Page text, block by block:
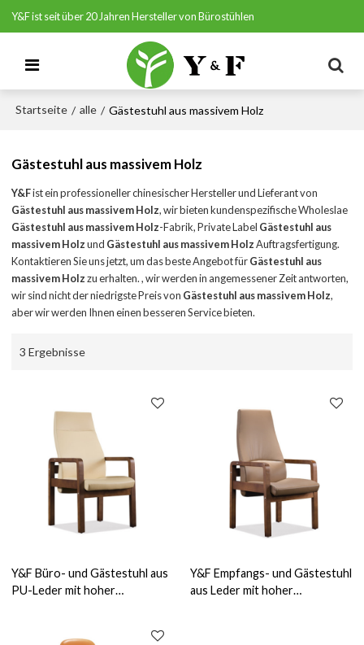
Y&F ist seit über 20 Jahren Hersteller von Bürostühlen
Startseite / alle / Gästestuhl aus massivem Holz
Gästestuhl aus massivem Holz
Y&Fist ein professioneller chinesischer Hersteller und Lieferant von
Gästestuhl aus massivem Holz, wir bieten kundenspezifische Wholeslae
Gästestuhl aus massivem Holz-Fabrik, Private Label Gästestuhl aus
massivem Holzund Gästestuhl aus massivem HolzAuftragsfertigung.
Kontaktieren Sie uns jetzt, um das beste Angebot fürGästestuhl aus
massivem Holzzu erhalten. , wir werden in angemessener Zeit antworten,
wir sind nicht der niedrigste Preis von Gästestuhl aus massivem Holz,
aber wir werden Ihnen einen besseren Service bieten.
3 Ergebnisse
Y&F Büro- und Gästestuhl aus
PU-Leder mit hoher
Y&F Empfangs- und Gästestuhl
aus Leder mit hoher